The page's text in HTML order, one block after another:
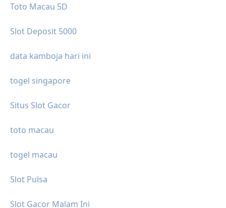
Toto Macau 5D
Slot Deposit 5000
data kamboja hari ini
togel singapore
Situs Slot Gacor
toto macau
togel macau
Slot Pulsa
Slot Gacor Malam Ini